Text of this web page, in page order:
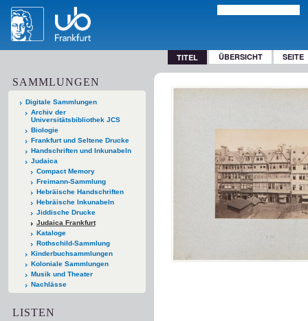
TITEL ÜBERSICHT SEITE
SAMMLUNGEN
Digitale Sammlungen
Archiv der
Universitätsbibliothek JCS
Biologie
Frankfurt und Seltene Drucke
Handschriften und Inkunabeln
Judaica
Compact Memory
Freimann-Sammlung
Hebräische Handschriften
Hebräische Inkunabeln
Jiddische Drucke
Judaica Frankfurt
Kataloge
Rothschild-Sammlung
Kinderbuchsammlungen
Koloniale Sammlungen
Musik und Theater
Nachlässe
LISTEN